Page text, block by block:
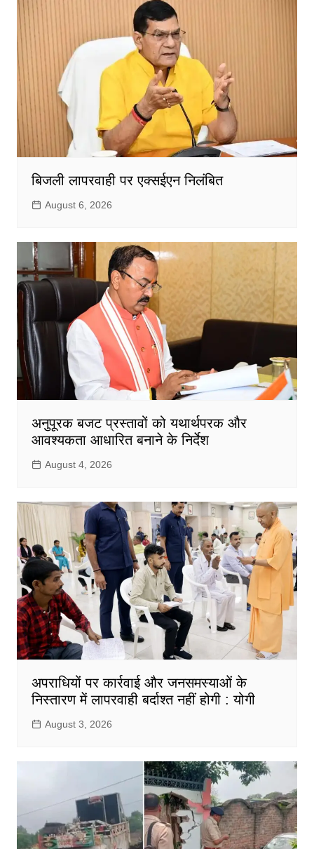
बिजली लापरवाही पर एक्सईएन निलंबित
August 6, 2026
अनुपूरक बजट प्रस्तावों को यथार्थपरक और
आवश्यकता आधारित बनाने के निर्देश
August 4, 2026
अपराधियों पर कार्रवाई और जनसमस्याओं के
निस्तारण में लापरवाही बर्दाश्त नहीं होगी : योगी
August 3, 2026